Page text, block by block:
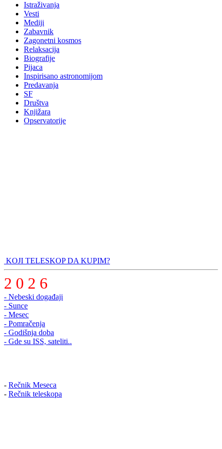
Istraživanja
Vesti
Mediji
Zabavnik
Zagonetni kosmos
Relaksacija
Biografije
Pijaca
Inspirisano astronomijom
Predavanja
SF
Društva
Knjižara
Opservatorije
KOJI TELESKOP DA KUPIM?
2 0 2 6
- Nebeski događaji
- Sunce
- Mesec
- Pomračenja
- Godišnja doba
- Gde su ISS, sateliti..
- Rečnik Meseca
- Rečnik teleskopa